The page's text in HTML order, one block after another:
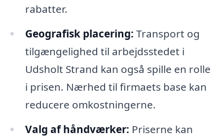
rabatter.
Geografisk placering: Transport og
tilgængelighed til arbejdsstedet i
Udsholt Strand kan også spille en rolle
i prisen. Nærhed til firmaets base kan
reducere omkostningerne.
Valg af håndværker: Priserne kan